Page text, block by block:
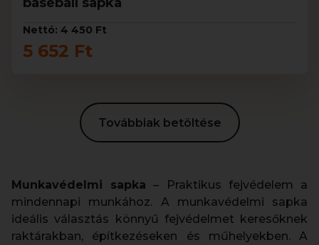
Nettó: 4 450 Ft
5 652 Ft
Továbbiak betöltése
Munkavédelmi sapka – Praktikus fejvédelem a
mindennapi munkához. A munkavédelmi sapka
ideális választás könnyű fejvédelmet keresőknek
raktárakban, építkezéseken és műhelyekben. A